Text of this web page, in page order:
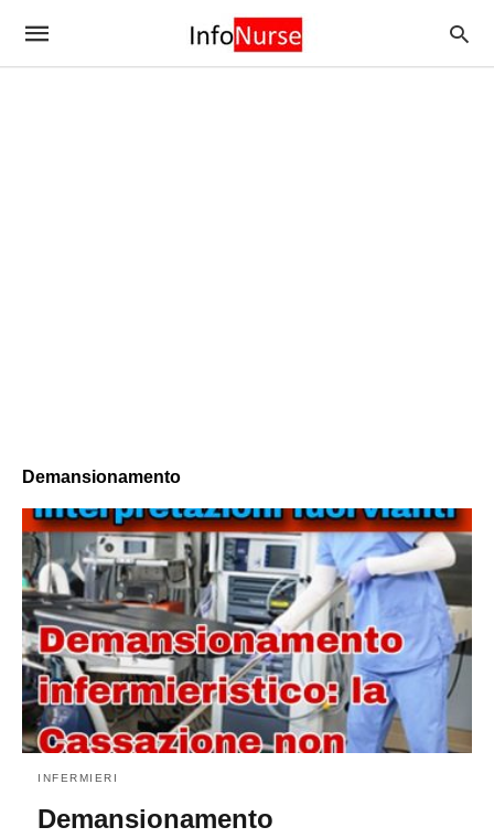
Demansionamento
INFERMIERI
Demansionamento